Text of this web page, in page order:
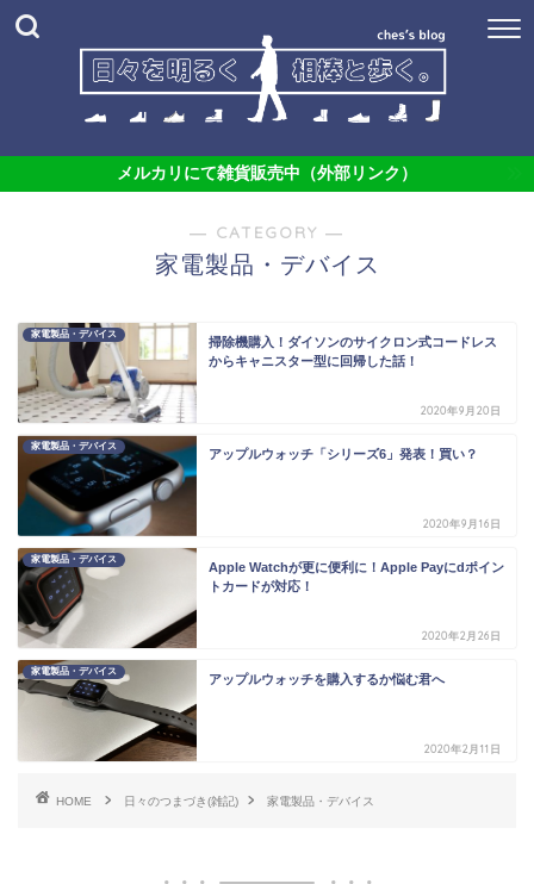
メルカリにて雑貨販売中（外部リンク）
― CATEGORY ―
家電製品・デバイス
家電製品・デバイス
掃除機購入！ダイソンのサイクロン式コードレス
からキャニスター型に回帰した話！
2020年9月20日
家電製品・デバイス
アップルウォッチ「シリーズ6」発表！買い？
2020年9月16日
家電製品・デバイス
Apple Watchが更に便利に！Apple Payにdポイン
トカードが対応！
2020年2月26日
家電製品・デバイス
アップルウォッチを購入するか悩む君へ
2020年2月11日
HOME 日々のつまづき(雑記) 家電製品・デバイス